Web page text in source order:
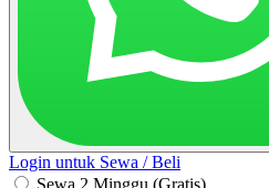
Login untuk Sewa / Beli
Sewa 2 Minggu (Gratis)